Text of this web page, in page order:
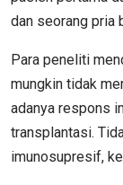
dan seorang pria
Para peneliti
mungkin tidak
adanya respons
transplantasi.
imunosupresif,